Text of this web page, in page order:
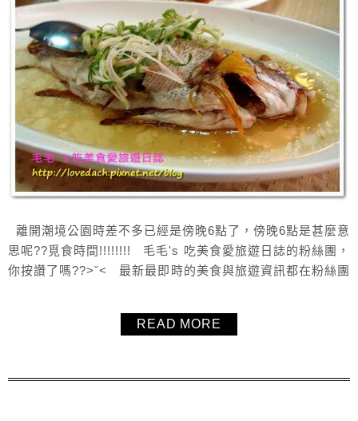
離開潮境公園時差不多已經是傍晚6點了，傍晚6點是甚麼意
思呢??覓食時間!!!!!!!! 毛毛's 吃美食愛旅遊日誌的粉絲團，
你按讚了嗎??>ˇ< 最新最即時的美食與旅遊資訊都在粉絲團
READ MORE